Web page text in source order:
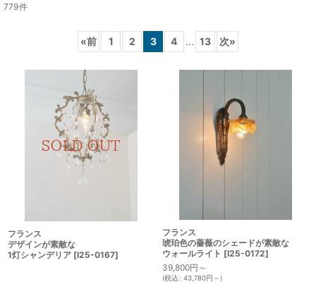
779件
«前 1 2 3 4 ... 13 次»
フランス
デザインが素敵な
1灯シャンデリア [I25-0167]
フランス
琥珀色の薔薇のシェードが素敵な
ウォールライト [I25-0172]
39,800円 ～
(税込: 43,780円 ～)